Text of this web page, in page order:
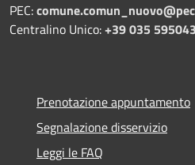
PEC:
Centralino Unico:+39 035 595043
Prenotazione appuntamento
Segnalazione disservizio
Leggi le FAQ